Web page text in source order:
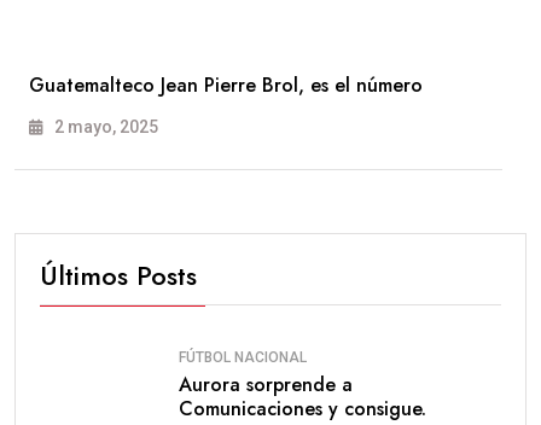
Guatemalteco Jean Pierre Brol, es el número
2 mayo, 2025
Últimos Posts
FÚTBOL NACIONAL
Aurora sorprende a
Comunicaciones y consigue.